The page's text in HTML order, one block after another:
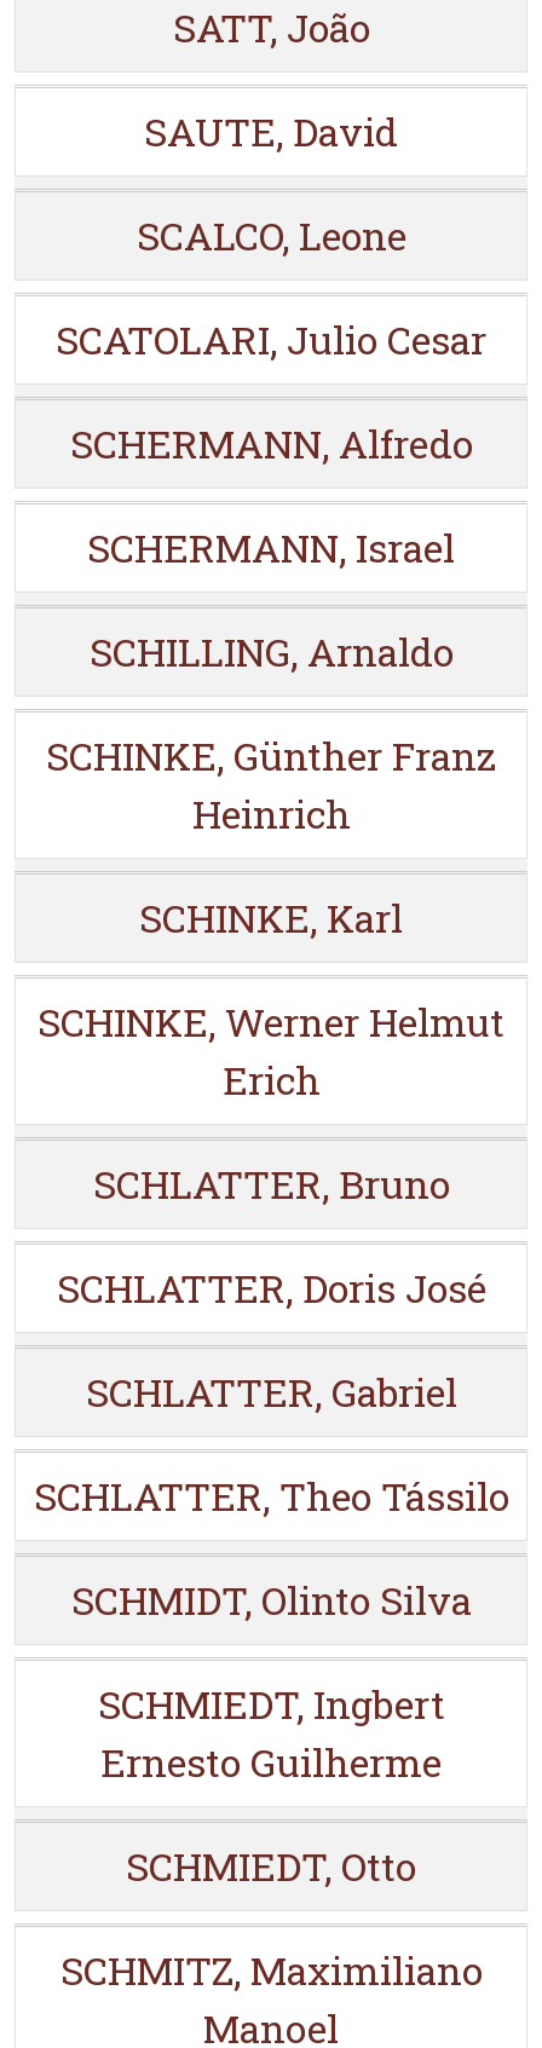
SATT, João
SAUTE, David
SCALCO, Leone
SCATOLARI, Julio Cesar
SCHERMANN, Alfredo
SCHERMANN, Israel
SCHILLING, Arnaldo
SCHINKE, Günther Franz
Heinrich
SCHINKE, Karl
SCHINKE, Werner Helmut
Erich
SCHLATTER, Bruno
SCHLATTER, Doris José
SCHLATTER, Gabriel
SCHLATTER, Theo Tássilo
SCHMIDT, Olinto Silva
SCHMIEDT, Ingbert
Ernesto Guilherme
SCHMIEDT, Otto
SCHMITZ, Maximiliano
Manoel